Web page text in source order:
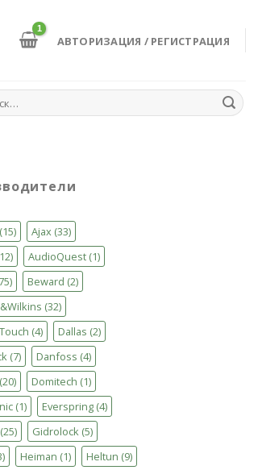
АВТОРИЗАЦИЯ / РЕГИСТРАЦИЯ
(15) Ajax (33)
AudioQuest (1)
Beward (2)
(32)
(4) Dallas (2)
(7) Danfoss (4)
(20) Domitech (1)
(1) Everspring (4)
(25) Gidrolock (5)
Heiman (1) Heltun (9)